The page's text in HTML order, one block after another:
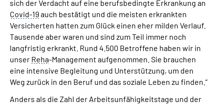
sich der Verdacht auf eine berufsbedingte Erkrankung an
Covid-19auch bestätigt und die meisten erkrankten
Versicherten hatten zum Glück einen eher milden Verlauf.
Tausende aber waren und sind zum Teil immer noch
langfristig erkrankt. Rund 4.500 Betroffene haben wir in
unser Reha-Management aufgenommen. Sie brauchen
eine intensive Begleitung und Unterstützung, um den
Weg zurück in den Beruf und das soziale Leben zu finden.“
Anders als die Zahl der Arbeitsunfähigkeitstage und der